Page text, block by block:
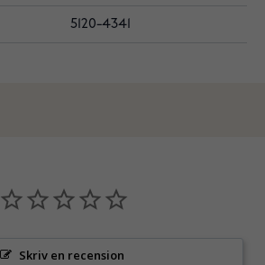
5120-4341
Skriv en recension